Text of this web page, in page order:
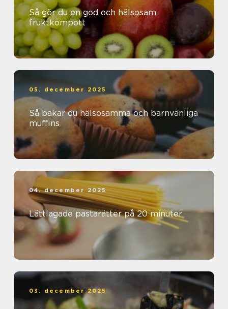
Så gör du en god och hälsosam
fruktkompott
05. december 2025
Så bakar du hälsosamma och barnvänliga
muffins
04. december 2025
Lättlagade pastarätter på 20 minuter
03. december 2025